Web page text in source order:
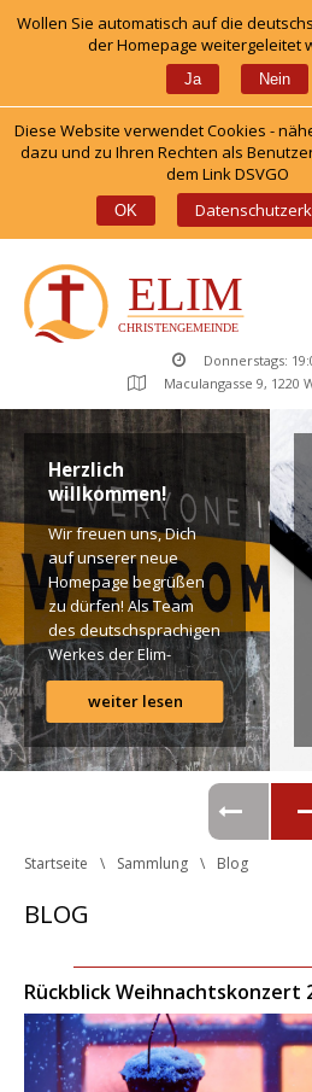
Wollen Sie automatisch auf die
der Homepage weitergeleitet
Ja Nein
Diese Website verwendet Cookies -
dazu und zu Ihren Rechten als
dem Link DSVGO
OK
Donnerstags:
Maculangasse 9, 1220
Herzlich
willkommen!
Wir freuen uns, Dich
auf unserer neue
Homepage begrüßen
zu dürfen! Als Team
des deutschsprachigen
Werkes der Elim-
Gemeinde ist es für
uns ein großes
Anliegen […]
weiter lesen
Startseite Sammlung Blog
BLOG
Rückblick Weihnachtskonzert